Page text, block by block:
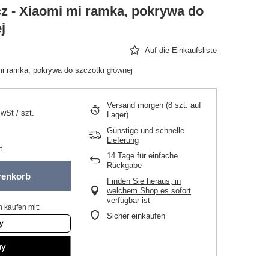
- Xiaomi mi ramka, pokrywa do
Auf die Einkaufsliste
ramka, pokrywa do szczotki głównej
/ szt.
kaufen mit:
Versand morgen (8 szt. auf
Lager)
Günstige und schnelle
Lieferung
14 Tage für einfache
Rückgabe
Finden Sie heraus, in
welchem Shop es sofort
verfügbar ist
Sicher einkaufen